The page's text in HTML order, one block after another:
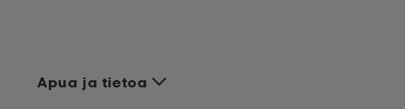
Apua ja tietoa